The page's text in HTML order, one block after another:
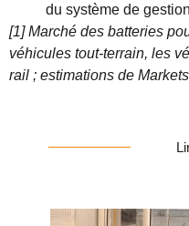
du système de
[1] Marché des batteries
véhicules tout-terrain, les
rail ; estimations de